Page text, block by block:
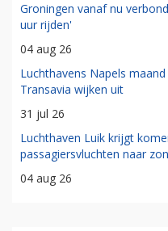
Groningen vanaf nu
uur rijden'
04 aug 26
Luchthavens Napels
Transavia wijken uit
31 jul 26
Luchthaven Luik krijgt
passagiersvluchten naar
04 aug 26